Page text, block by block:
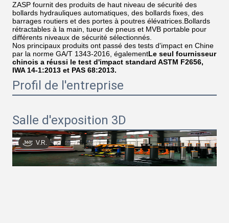
ZASP fournit des produits de haut niveau de sécurité des
bollards hydrauliques automatiques, des bollards fixes, des
barrages routiers et des portes à poutres élévatrices.Bollards
rétractables à la main, tueur de pneus et MVB portable pour
différents niveaux de sécurité sélectionnés.
Nos principaux produits ont passé des tests d'impact en Chine
par la norme GA/T 1343-2016, égalementLe seul fournisseur
chinois a réussi le test d'impact standard ASTM F2656,
IWA 14-1:2013 et PAS 68:2013.
Profil de l'entreprise
Salle d'exposition 3D
V.R.